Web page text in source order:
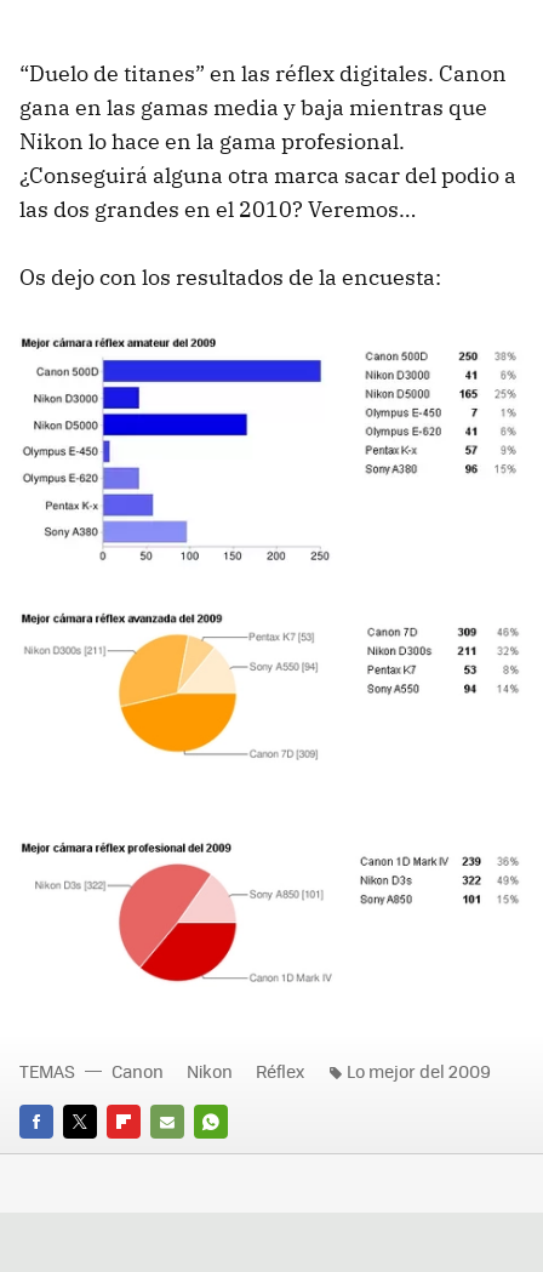
“Duelo de titanes” en las réflex digitales. Canon
gana en las gamas media y baja mientras que
Nikon lo hace en la gama profesional.
¿Conseguirá alguna otra marca sacar del podio a
las dos grandes en el 2010? Veremos…
Os dejo con los resultados de la encuesta:
FACEBOOK
TWITTERFLIPBOARD
E-
WHATSAPP
TEMAS Canon Nikon Réflex Lo mejor del 2009